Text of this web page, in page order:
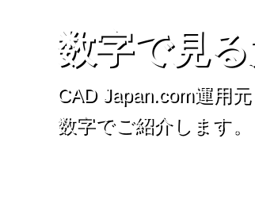
数字で見
CAD Japan.com運用
数字でご紹介します。